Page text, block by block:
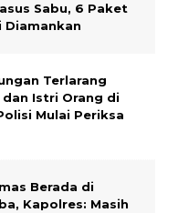
Sabu, 6 Paket
Diamankan
Terlarang
dan Istri Orang di
Mulai Periksa
Berada di
Kapolres: Masih